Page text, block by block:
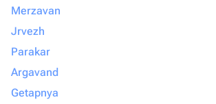
Merzavan
Jrvezh
Parakar
Argavand
Getapnya